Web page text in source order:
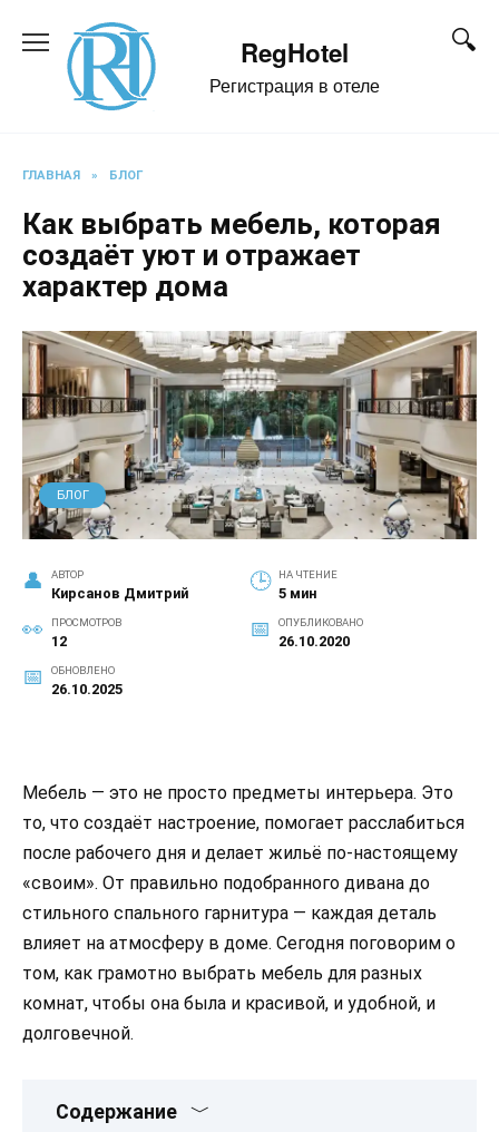
содержанию
RegHotel
Регистрация в отеле
ГЛАВНАЯ » БЛОГ
Как выбрать мебель, которая
создаёт уют и отражает
характер дома
БЛОГ
АВТОР
Кирсанов Дмитрий
НА ЧТЕНИЕ
5 мин
ПРОСМОТРОВ
12
ОПУБЛИКОВАНО
26.10.2020
ОБНОВЛЕНО
26.10.2025
Мебель — это не просто предметы интерьера. Это
то, что создаёт настроение, помогает расслабиться
после рабочего дня и делает жильё по-настоящему
«своим». От правильно подобранного дивана до
стильного спального гарнитура — каждая деталь
влияет на атмосферу в доме. Сегодня поговорим о
том, как грамотно выбрать мебель для разных
комнат, чтобы она была и красивой, и удобной, и
долговечной.
Содержание